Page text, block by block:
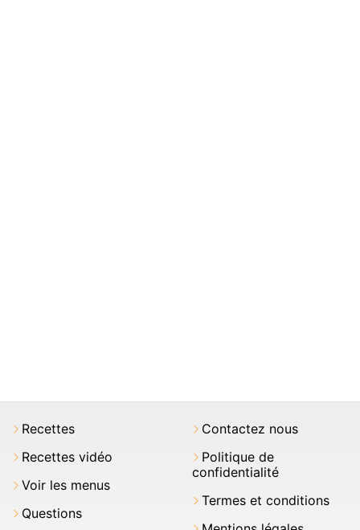
Recettes
Recettes vidéo
Voir les menus
Questions
Contactez nous
Politique de
confidentialité
Termes et conditions